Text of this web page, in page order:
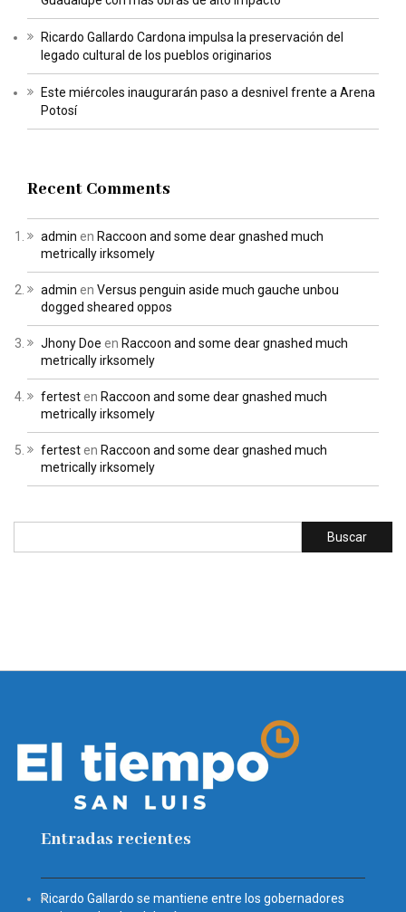
Ricardo Gallardo Cardona impulsa la preservación del
legado cultural de los pueblos originarios
Este miércoles inaugurarán paso a desnivel frente a Arena
Potosí
Recent Comments
admin en Raccoon and some dear gnashed much
metrically irksomely
admin en Versus penguin aside much gauche unbou
dogged sheared oppos
Jhony Doe en Raccoon and some dear gnashed much
metrically irksomely
fertesten Raccoon and some dear gnashed much
metrically irksomely
fertesten Raccoon and some dear gnashed much
metrically irksomely
Entradas recientes
Ricardo Gallardo se mantiene entre los gobernadores